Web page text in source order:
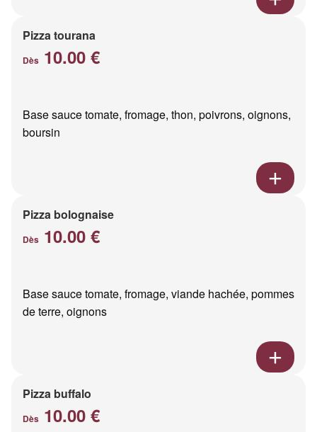
Pizza tourana
Dès 10.00 €
Base sauce tomate, fromage, thon, poivrons, oignons,
boursin
Pizza bolognaise
Dès 10.00 €
Base sauce tomate, fromage, viande hachée, pommes
de terre, oignons
Pizza buffalo
Dès 10.00 €